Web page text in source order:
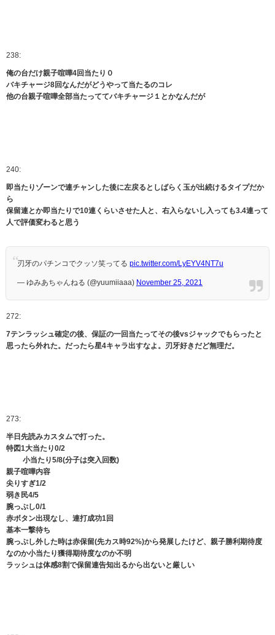
238:
俺の台だけ親子喧嘩4回当たり０
バキチャージ8回なんだがどうやって当たるのコレ
他の台親子喧嘩全部当たっててバキチャージ１とかなんだが
240:
即当たりゾーンで連チャンした後に左戻るとしばらく玉が出続けるタイプだか
ら
保留連とか即当たりで10連くらいさせた人と、右入らないし入っても3.4連って
人で評価変わると思う
刃牙のパチンコでクッソ笑ってる pic.twitter.com/LyEYV4NT7u
— ゆみあちゃんねる (@yuumiiaaa) November 25, 2021
272:
7テンラッシュ確定の後、保証の一回当たってその後vsジャックでもらったと
思ったら外れた。だったら星4キャラ出すなよ。刃牙好きだど無理だ。
273:
半日先読みカスタムで打った。
特図1大当たり0/2
小当たり5/8(分子は突入回数)
親子喧嘩内容
尖りすぎ1/2
弱き民4/5
腕っぷし0/1
赤ボタン出現なし、連打成功1回
基本一撃待ち
腕っぷし外した時は赤保留(先カス時92%)から発展したけど、親子勝利期待度
なのか小当たり獲得期待度なのか不明
ラッシュは体感8割で保留連告知出るから出ないと厳しい